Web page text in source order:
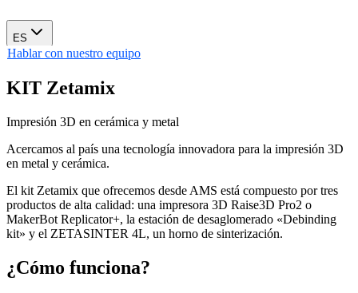
ES
Hablar con nuestro equipo
KIT Zetamix
Impresión 3D en cerámica y metal
Acercamos al país una tecnología innovadora para la impresión 3D
en metal y cerámica.
El kit Zetamix que ofrecemos desde AMS está compuesto por tres
productos de alta calidad: una impresora 3D Raise3D Pro2 o
MakerBot Replicator+, la estación de desaglomerado «Debinding
kit» y el ZETASINTER 4L, un horno de sinterización.
¿Cómo funciona?